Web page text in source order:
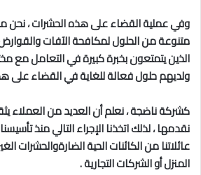
وفي عملية القضاء على هذه الحشرات ، نحن
متنوعة من الحلول لمكافحة الآفات
الذين يتمتعون بخبرة كبيرة في التعامل مع
ولديهم حلول فعالة للغاية في القضاء على
كشركة ناضجة ، نعلم أن العديد من العملاء
نقدمها ، لذلك اتخذنا الإجراء التالي منذ
عائلاتنا من الكائنات الحية الضارةوالحشرات
المنزل أو الشركات التجارية .